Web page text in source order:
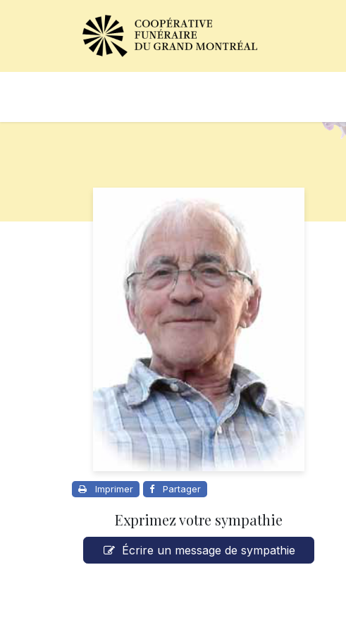
Imprimer Partager
Exprimez votre sympathie
Écrire un message de sympathie